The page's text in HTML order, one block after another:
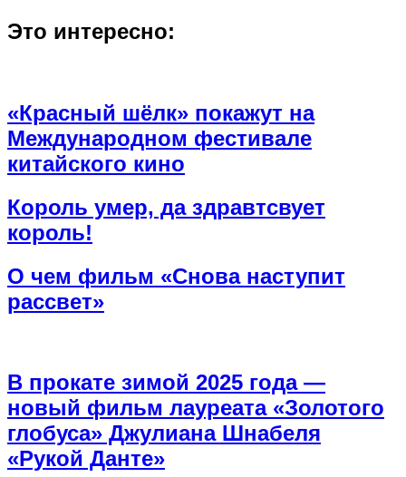
Это интересно:
«Красный шёлк» покажут на
Международном фестивале
китайского кино
Король умер, да здравтсвует
король!
О чем фильм «Снова наступит
рассвет»
В прокате зимой 2025 года —
новый фильм лауреата «Золотого
глобуса» Джулиана Шнабеля
«Рукой Данте»